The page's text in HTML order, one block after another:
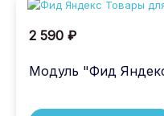
2 590 ₽
Модуль "Фид